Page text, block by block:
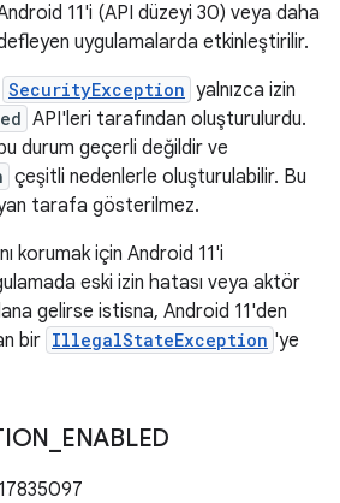
11'i (API düzeyi 30) veya daha
uygulamalarda etkinleştirilir.
SecurityException yalnızca izin
API'leri tarafından oluşturulurdu.
durum geçerli değildir ve
çeşitli nedenlerle oluşturulabilir. Bu
tarafa gösterilmez.
korumak için Android 11'i
eski izin hatası veya aktör
gelirse istisna, Android 11'den
bir IllegalStateException 'ye
ENABLED